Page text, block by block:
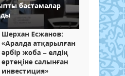
бастамалар
Шерхан Есжанов:
«Аралда атқарылған
әрбір жоба – елдің
ертеңіне салынған
инвестиция»